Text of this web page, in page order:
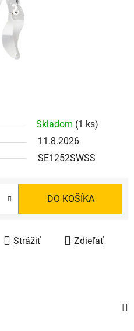
Skladom (1 ks)
11.8.2026
SE1252SWSS
DO KOŠÍKA
Strážiť Zdieľať